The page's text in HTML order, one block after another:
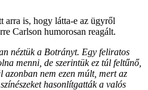
arra is, hogy látta-e az ügyről
Carlson humorosan reagált.
néztük a Botrányt. Egy feliratos
menni, de szerintük ez túl feltűnő,
nem ezen múlt, mert az
hasonlítgatták a valós